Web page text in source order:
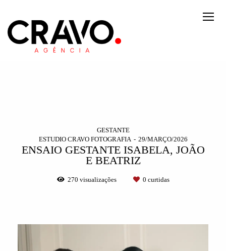
GESTANTE
ESTUDIO CRAVO FOTOGRAFIA
29/MARÇO/2026
ENSAIO GESTANTE ISABELA, JOÃO
E BEATRIZ
270 visualizações 0 curtidas